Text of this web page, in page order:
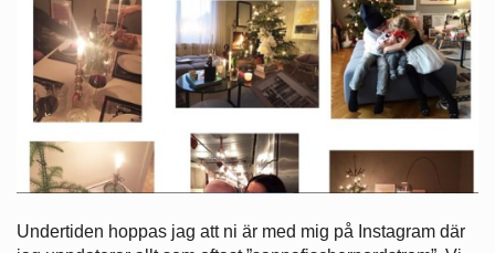
Undertiden hoppas jag att ni är med mig på Instagram där